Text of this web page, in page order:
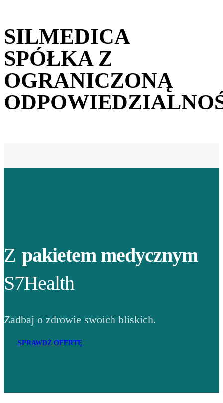
SILMEDICA
SPÓŁKA Z
OGRANICZONĄ
Z pakietem medycznym
S7Health
Zadbaj o zdrowie swoich bliskich.
SPRAWDŹ OFERTĘ